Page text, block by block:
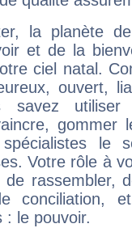
la planète
et de la
ciel natal.
ouvert,
savez
gommer
le
Votre rôle à
de rassembler,
conciliation,
: le pouvoir.